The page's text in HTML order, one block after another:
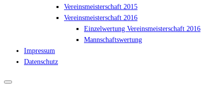
Vereinsmeisterschaft 2015
Vereinsmeisterschaft 2016
Einzelwertung Vereinsmeisterschaft 2016
Mannschaftswertung
Impressum
Datenschutz